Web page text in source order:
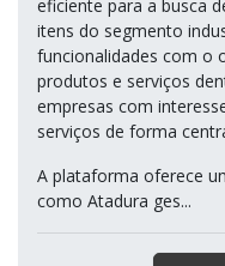
eficiente para a busca
itens do segmento
funcionalidades com o
produtos e serviços
empresas com
serviços de forma
A plataforma oferece
como Atadura ges...